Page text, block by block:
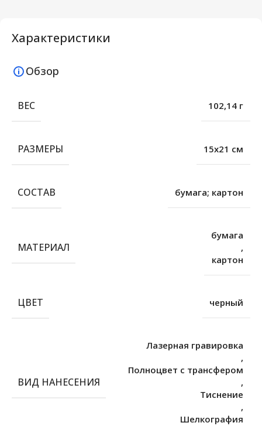
Характеристики
Обзор
ВЕС 102,14 г
РАЗМЕРЫ 15х21 см
СОСТАВ бумага; картон
МАТЕРИАЛ
бумага
,
картон
ЦВЕТ черный
ВИД НАНЕСЕНИЯ
Лазерная гравировка
,
Полноцвет с трансфером
,
Тиснение
,
Шелкография